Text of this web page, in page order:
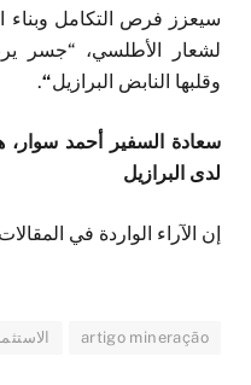
سيعزز فرص التكامل وبناء
لشعار الأطلسي، “جسر
وقلبها النابض البرازيل“
.
سعادة السفير أحمد سوار،
لدى البرازيل
إن الآراء الواردة في
artigo mineração